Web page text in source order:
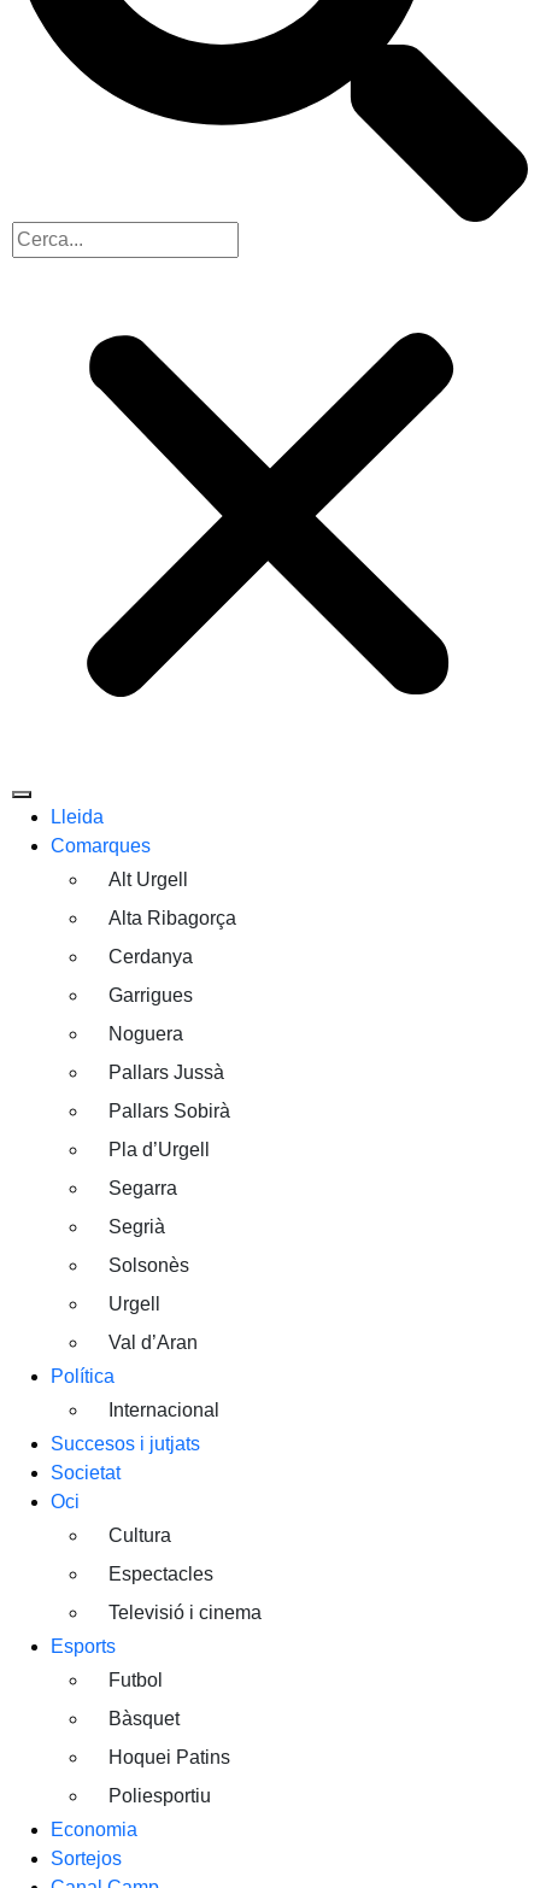
Lleida
Comarques
Alt Urgell
Alta Ribagorça
Cerdanya
Garrigues
Noguera
Pallars Jussà
Pallars Sobirà
Pla d’Urgell
Segarra
Segrià
Solsonès
Urgell
Val d’Aran
Política
Internacional
Succesos i jutjats
Societat
Oci
Cultura
Espectacles
Televisió i cinema
Esports
Futbol
Bàsquet
Hoquei Patins
Poliesportiu
Economia
Sortejos